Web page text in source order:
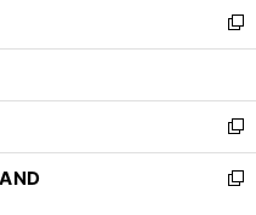
で
開
ド
ウ
開
く
ィ
ン
ウ
で
開
く
い
ウ
ン
ド
ウ
で
新
し
ウ
ィ
ン
ド
新
し
い
新